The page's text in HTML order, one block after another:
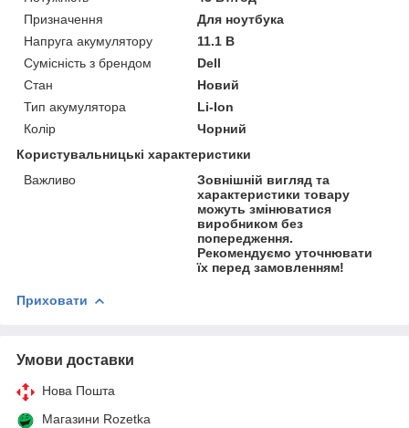
Призначення
Для ноутбука
Напруга акумулятору
11.1 В
Сумісність з брендом
Dell
Стан
Новий
Тип акумулятора
Li-Ion
Колір
Чорний
Користувальницькі характеристики
Важливо
Зовнішній вигляд та
характеристики товару
можуть змінюватися
виробником без
попередження.
Рекомендуємо уточнювати
їх перед замовленням!
Приховати
Умови доставки
Нова Пошта
Магазини Rozetka